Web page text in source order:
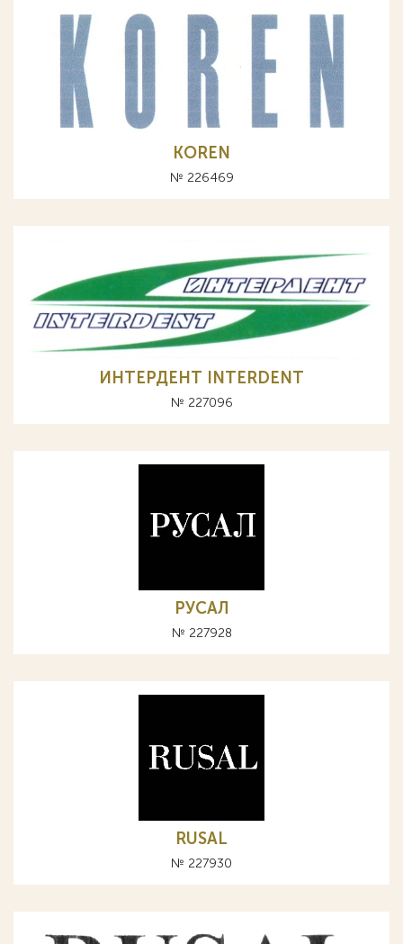
KOREN
№ 226469
ИНТЕРДЕНТ INTERDENT
№ 227096
РУСАЛ
№ 227928
RUSAL
№ 227930